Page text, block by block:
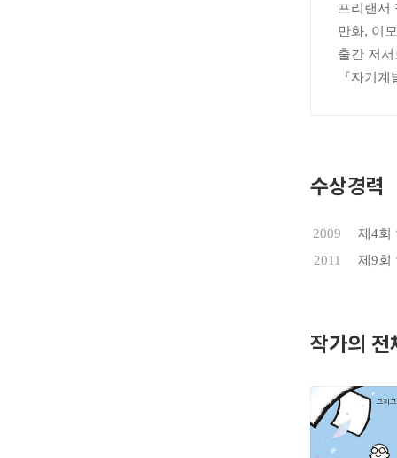
프리랜서
만화, 이
출간 저
『자기
수상경력
2009
제4회
2011
제9회
작가의 전